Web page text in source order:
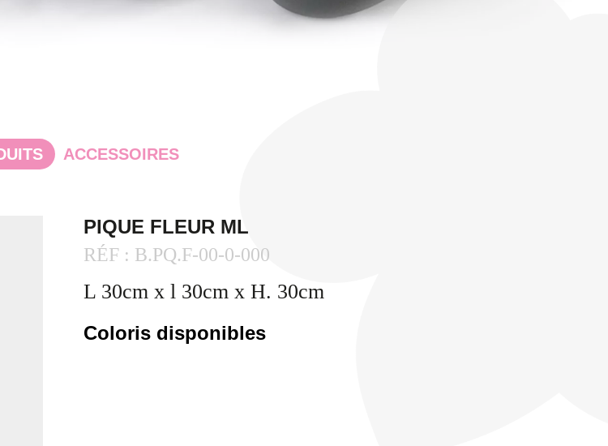
ACCESSOIRES
PIQUE FLEUR ML
RÉF : B.PQ.F-00-0-000
L 30cm x l 30cm x H. 30cm
Coloris disponibles